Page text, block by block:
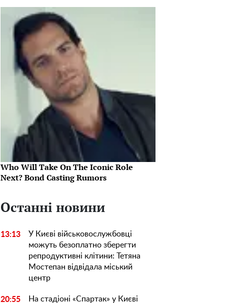
Who Will Take On The Iconic Role
Next? Bond Casting Rumors
Останні новини
13:13
У Києві військовослужбовці
можуть безоплатно зберегти
репродуктивні клітини: Тетяна
Мостепан відвідала міський
центр
20:55 На стадіоні «Спартак» у Києві